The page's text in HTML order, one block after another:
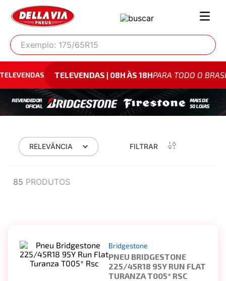
Exemplo: 175/65R15
TELEVENDAS | 08H ÀS 18HPARA TODO O BRASIL
RELEVÂNCIA FILTRAR
85 PRODUTOS
Bridgestone
PNEU BRIDGESTONE
225/45R18 95Y RUN FLAT
TURANZA T005* RSC